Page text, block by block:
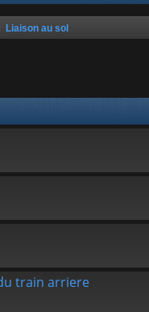
Liaison au sol
train arriere